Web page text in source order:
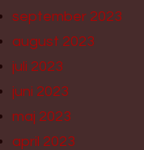
september 2023
august 2023
juli 2023
juni 2023
maj 2023
april 2023